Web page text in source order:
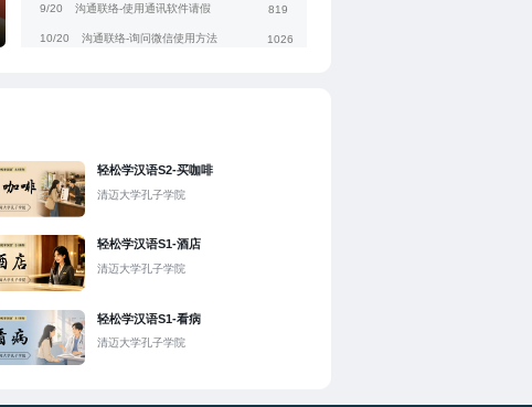
9/20 沟通联络-使用通讯软件请假 819
10/20 沟通联络-询问微信使用方法 1026
3/20 熟悉校园-介绍校内设施和方位
4/20 熟悉校园-询问生活物品位置
5/20 点菜吃饭-使用手机点外卖
6/20 点菜吃饭-询问特色菜和口味
轻松学汉语S2-买咖啡
清迈大学孔子学院
轻松学汉语S1-酒店
清迈大学孔子学院
轻松学汉语S1-看病
清迈大学孔子学院